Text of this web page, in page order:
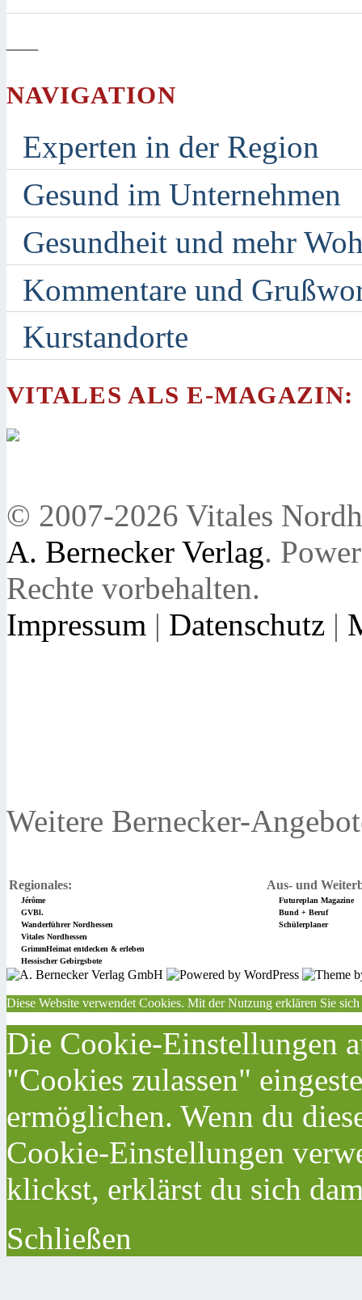
—
NAVIGATION
Experten in der Region
Gesund im Unternehmen
Gesundheit und mehr
Kommentare und
Kurstandorte
VITALES ALS E-MAGAZIN:
© 2007-2026 Vitales
A. Bernecker Verlag.
Rechte vorbehalten.
Impressum | Datenschutz |
Weitere Bernecker-
Regionales: Aus- und
Jérôme
Futureplan Magazine
GVBl.
Bund + Beruf
Wanderführer Nordhessen
Schülerplaner
Vitales Nordhessen
GrimmHeimat entdecken & erleben
Hessischer Gebirgsbote
Diese Website verwendet Cookies. Mit der Nutzung erklären Sie
Die Cookie-Einstellungen
"Cookies zulassen"
ermöglichen. Wenn du
Cookie-Einstellungen
klickst, erklärst du sich
Schließen